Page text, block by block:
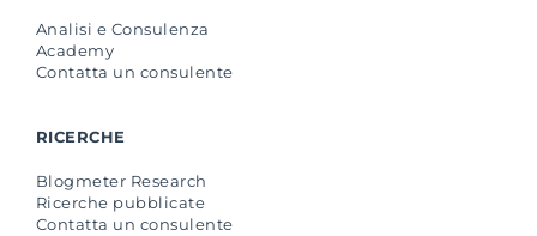
Analisi e Consulenza
Academy
Contatta un consulente
RICERCHE
Blogmeter Research
Ricerche pubblicate
Contatta un consulente